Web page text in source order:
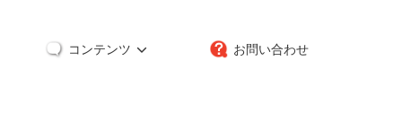
コンテンツ お問い合わせ